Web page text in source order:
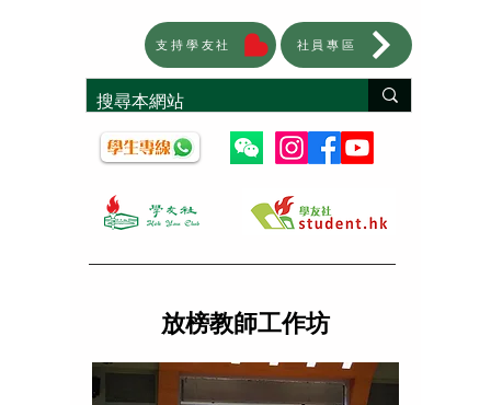
支持學友社 社員專區
放榜教師工作坊